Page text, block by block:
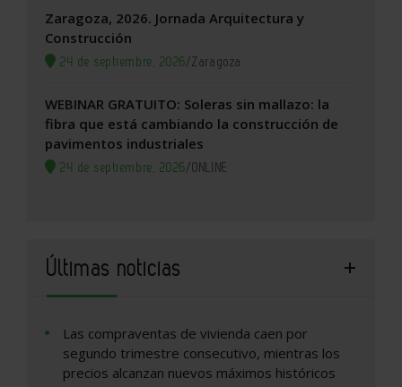
Zaragoza, 2026. Jornada Arquitectura y
Construcción
24 de septiembre, 2026/Zaragoza
WEBINAR GRATUITO: Soleras sin mallazo: la
fibra que está cambiando la construcción de
pavimentos industriales
24 de septiembre, 2026/ONLINE
Últimas noticias
Las compraventas de vivienda caen por
segundo trimestre consecutivo, mientras los
precios alcanzan nuevos máximos históricos